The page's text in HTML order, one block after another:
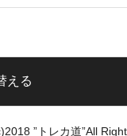
新デッキビルドパ
販売開始致しま
ハンターズ (DBJH)
カード スカーレッ
のアリーナ 販売開
カードゲーム 最新
ました！
える
”トレカ道”All